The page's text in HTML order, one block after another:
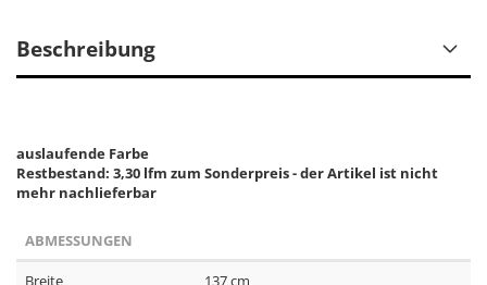
Beschreibung
auslaufende Farbe
Restbestand: 3,30 lfm zum Sonderpreis - der Artikel ist nicht
mehr nachlieferbar
ABMESSUNGEN
Breite
137 cm